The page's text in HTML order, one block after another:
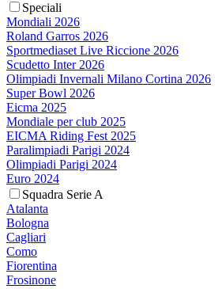
Speciali
Mondiali 2026
Roland Garros 2026
Sportmediaset Live Riccione 2026
Scudetto Inter 2026
Olimpiadi Invernali Milano Cortina 2026
Super Bowl 2026
Eicma 2025
Mondiale per club 2025
EICMA Riding Fest 2025
Paralimpiadi Parigi 2024
Olimpiadi Parigi 2024
Euro 2024
Squadra Serie A
Atalanta
Bologna
Cagliari
Como
Fiorentina
Frosinone